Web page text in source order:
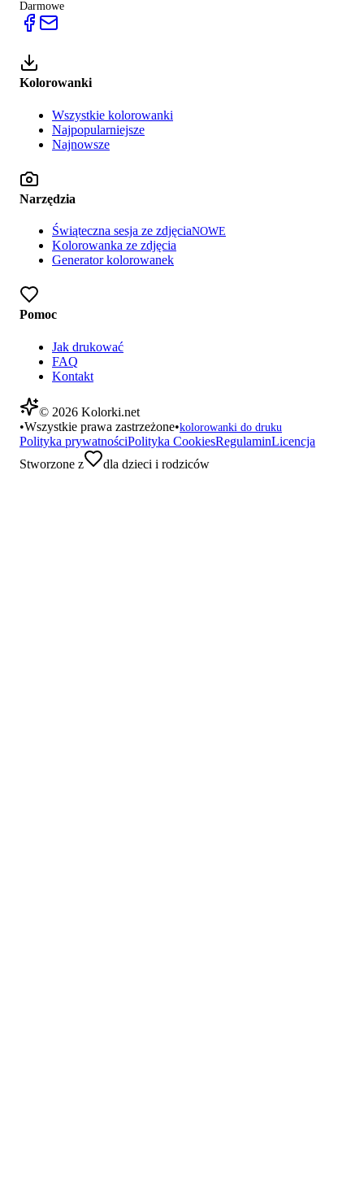
Darmowe
Kolorowanki
Wszystkie kolorowanki
Najpopularniejsze
Najnowsze
Narzędzia
Świąteczna sesja ze zdjęciaNOWE
Kolorowanka ze zdjęcia
Generator kolorowanek
Pomoc
Jak drukować
FAQ
Kontakt
© 2026 Kolorki.net
•Wszystkie prawa zastrzeżone•kolorowanki do druku
Polityka prywatnościPolityka CookiesRegulaminLicencja
Stworzone z
dla dzieci i rodziców